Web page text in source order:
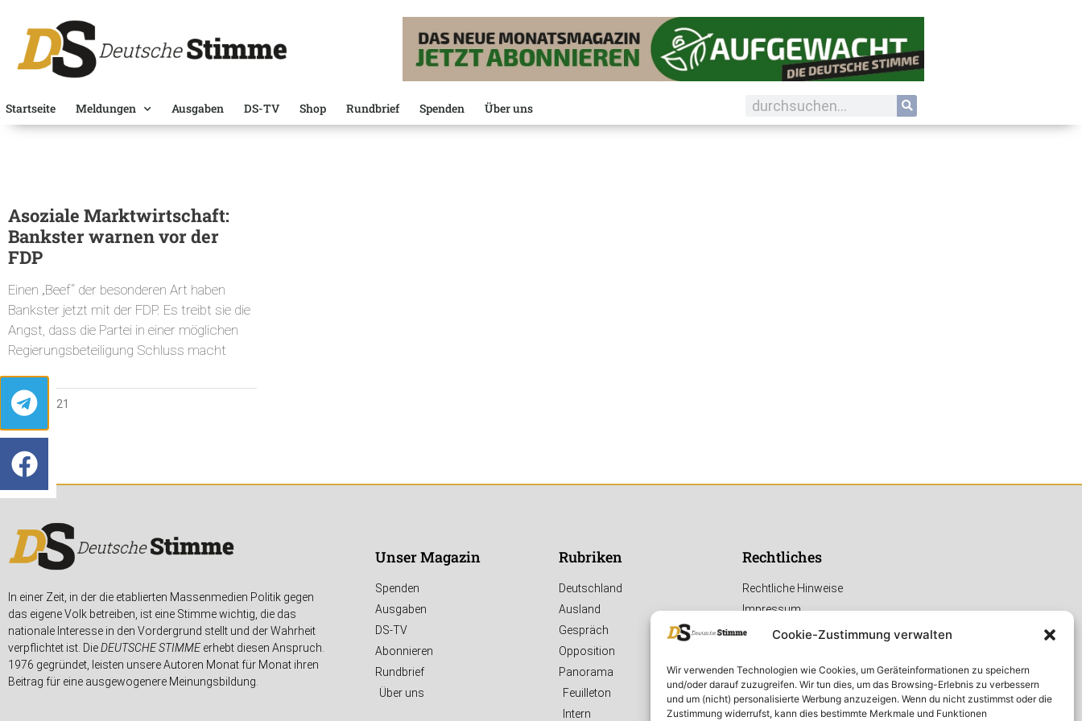
Cookie-Zustimmung verwalten
Wir verwenden Technologien wie Cookies, um Geräteinformationen zu speichern
und/oder darauf zuzugreifen. Wir tun dies, um das Browsing-Erlebnis zu verbessern
und um (nicht) personalisierte Werbung anzuzeigen. Wenn du nicht zustimmst oder die
Zustimmung widerrufst, kann dies bestimmte Merkmale und Funktionen
Startseite Meldungen Ausgaben DS-TV Shop Rundbrief Spenden Über uns
Asoziale Marktwirtschaft:
Bankster warnen vor der
FDP
Einen „Beef“ der besonderen Art haben
Bankster jetzt mit der FDP. Es treibt sie die
Angst, dass die Partei in einer möglichen
Regierungsbeteiligung Schluss macht
2. JULI 2021
In einer Zeit, in der die etablierten Massenmedien Politik gegen
das eigene Volk betreiben, ist eine Stimme wichtig, die das
nationale Interesse in den Vordergrund stellt und der Wahrheit
verpflichtet ist. DieDEUTSCHE STIMMEerhebt diesen Anspruch.
1976 gegründet, leisten unsere Autoren Monat für Monat ihren
Beitrag für eine ausgewogenere Meinungsbildung.
Unser Magazin
Spenden
Ausgaben
DS-TV
Abonnieren
Rundbrief
Über uns
Rubriken
Deutschland
Ausland
Gespräch
Opposition
Panorama
Feuilleton
Intern
Rechtliches
Rechtliche Hinweise
Impressum
Datenschutzerklärung